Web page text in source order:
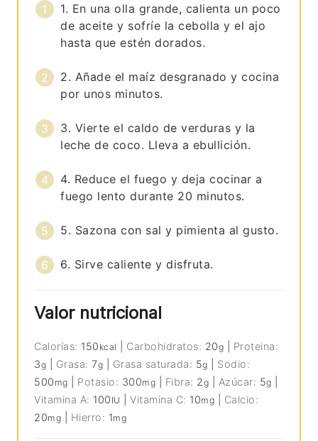
1. En una olla grande, calienta un poco
de aceite y sofríe la cebolla y el ajo
hasta que estén dorados.
2. Añade el maíz desgranado y cocina
por unos minutos.
3. Vierte el caldo de verduras y la
leche de coco. Lleva a ebullición.
4. Reduce el fuego y deja cocinar a
fuego lento durante 20 minutos.
5. Sazona con sal y pimienta al gusto.
6. Sirve caliente y disfruta.
Valor nutricional
Calorías: 150 kcal Carbohidratos: 20g
Proteina:
3g Grasa:7g Grasa saturada: 5g
Sodio:
500 mg Potasio: 300mg Fibra: 2g Azúcar: 5g
Vitamina A: 100 IU |Vitamina C: 10mg
Calcio:
20mg Hierro: 1mg